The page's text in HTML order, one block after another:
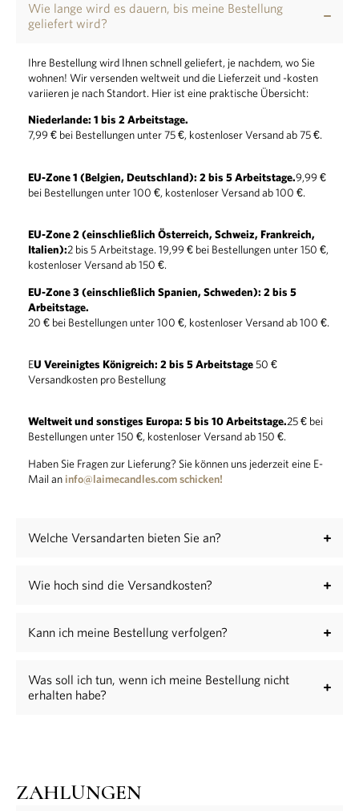
Wie lange wird es dauern, bis meine Bestellung
geliefert wird?
Ihre Bestellung wird Ihnen schnell geliefert, je nachdem, wo Sie
wohnen! Wir versenden weltweit und die Lieferzeit und -kosten
variieren je nach Standort. Hier ist eine praktische Übersicht:
Niederlande: 1 bis 2 Arbeitstage.
7,99 € bei Bestellungen unter 75 €, kostenloser Versand ab 75 €.
EU-Zone 1 (Belgien, Deutschland): 2 bis 5 Arbeitstage.9,99 €
bei Bestellungen unter 100 €, kostenloser Versand ab 100 €.
EU-Zone 2 (einschließlich Österreich, Schweiz, Frankreich,
Italien):2 bis 5 Arbeitstage. 19,99 € bei Bestellungen unter 150 €,
kostenloser Versand ab 150 €.
EU-Zone 3 (einschließlich Spanien, Schweden): 2 bis 5
Arbeitstage.
20 € bei Bestellungen unter 100 €, kostenloser Versand ab 100 €.
EU Vereinigtes Königreich: 2 bis 5 Arbeitstage 50 €
Versandkosten pro Bestellung
Weltweit und sonstiges Europa: 5 bis 10 Arbeitstage.25 € bei
Bestellungen unter 150 €, kostenloser Versand ab 150 €.
Haben Sie Fragen zur Lieferung? Sie können uns jederzeit eine E-
Mail an info@laimecandles.com schicken!
Welche Versandarten bieten Sie an?
Wie hoch sind die Versandkosten?
Kann ich meine Bestellung verfolgen?
Was soll ich tun, wenn ich meine Bestellung nicht
erhalten habe?
ZAHLUNGEN